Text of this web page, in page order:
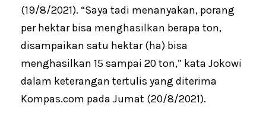
(19/8/2021). “Saya tadi menanyakan, porang
per hektar bisa menghasilkan berapa ton,
disampaikan satu hektar (ha) bisa
menghasilkan 15 sampai 20 ton,” kata Jokowi
dalam keterangan tertulis yang diterima
Kompas.com pada Jumat (20/8/2021).